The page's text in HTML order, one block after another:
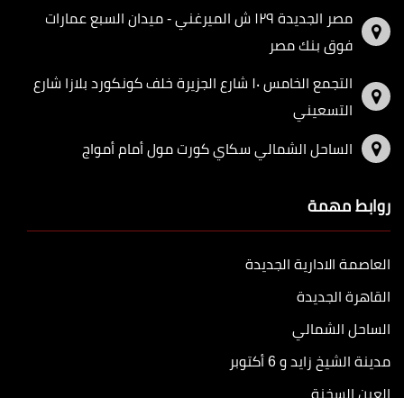
مصر الجديدة ١٢٩ ش الميرغني - ميدان السبع عمارات
فوق بنك مصر
التجمع الخامس ١٠ شارع الجزيرة خلف كونكورد بلازا شارع
التسعيني
الساحل الشمالي سكاي كورت مول أمام أمواج
روابط مهمة
العاصمة الادارية الجديدة
القاهرة الجديدة
الساحل الشمالي
مدينة الشيخ زايد و 6 أكتوبر